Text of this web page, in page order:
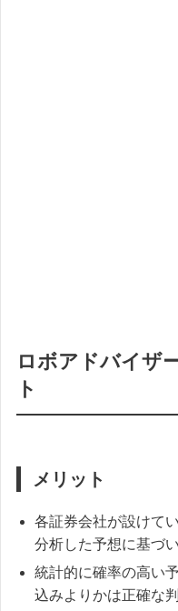
ロボアドバイザ
ト
メリット
各証券会社が設けて
分析した予想に基づ
統計的に確率の高い
込みよりかは正確な